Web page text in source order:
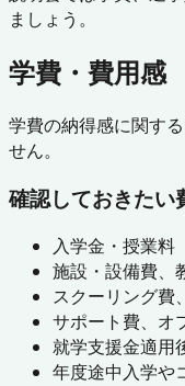
ましょう。
学費・費用感
学費の納得感に関す
せん。
確認しておきたい
入学金・授業料
施設・設備費、
スクーリング費
サポート費、オ
就学支援金適用
年度途中入学や